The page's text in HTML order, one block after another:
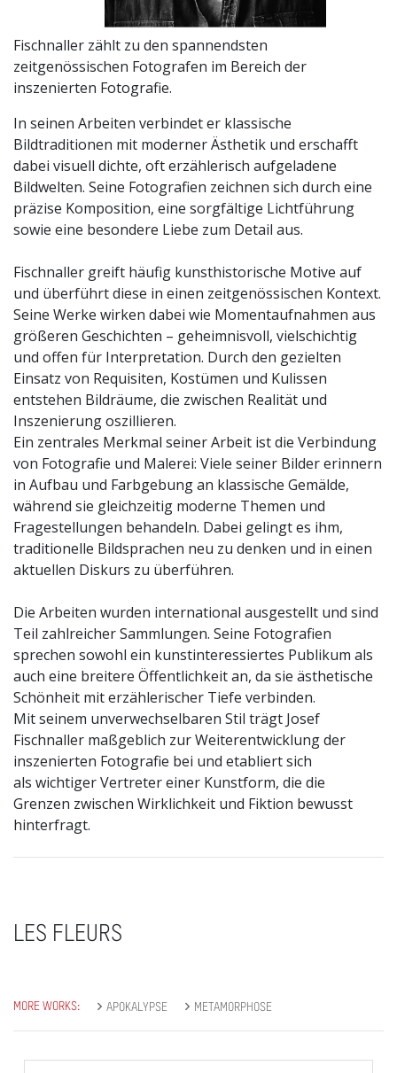
Fischnaller zählt zu den spannendsten
zeitgenössischen Fotografen im Bereich der
inszenierten Fotografie.
In seinen Arbeiten verbindet er klassische
Bildtraditionen mit moderner Ästhetik und erschafft
dabei visuell dichte, oft erzählerisch aufgeladene
Bildwelten. Seine Fotografien zeichnen sich durch eine
präzise Komposition, eine sorgfältige Lichtführung
sowie eine besondere Liebe zum Detail aus.
Fischnaller greift häufig kunsthistorische Motive auf
und überführt diese in einen zeitgenössischen Kontext.
Seine Werke wirken dabei wie Momentaufnahmen aus
größeren Geschichten – geheimnisvoll, vielschichtig
und offen für Interpretation. Durch den gezielten
Einsatz von Requisiten, Kostümen und Kulissen
entstehen Bildräume, die zwischen Realität und
Inszenierung oszillieren.
Ein zentrales Merkmal seiner Arbeit ist die Verbindung
von Fotografie und Malerei: Viele seiner Bilder erinnern
in Aufbau und Farbgebung an klassische Gemälde,
während sie gleichzeitig moderne Themen und
Fragestellungen behandeln. Dabei gelingt es ihm,
traditionelle Bildsprachen neu zu denken und in einen
aktuellen Diskurs zu überführen.
Die Arbeiten wurden international ausgestellt und sind
Teil zahlreicher Sammlungen. Seine Fotografien
sprechen sowohl ein kunstinteressiertes Publikum als
auch eine breitere Öffentlichkeit an, da sie ästhetische
Schönheit mit erzählerischer Tiefe verbinden.
Mit seinem unverwechselbaren Stil trägt Josef
Fischnaller maßgeblich zur Weiterentwicklung der
inszenierten Fotografie bei und etabliert sich
als wichtiger Vertreter einer Kunstform, die die
Grenzen zwischen Wirklichkeit und Fiktion bewusst
hinterfragt.
LES FLEURS
MORE WORKS: APOKALYPSE METAMORPHOSE